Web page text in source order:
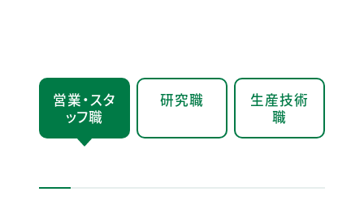
営業・スタ
ッフ職
研究職
生産技術
職